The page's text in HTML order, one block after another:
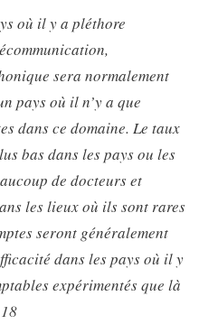
où il y a pléthore
sera normalement
pays où il n’y a que
dans ce domaine. Le taux
bas dans les pays ou les
de docteurs et
les lieux où ils sont rares
seront généralement
dans les pays où il y
expérimentés que là